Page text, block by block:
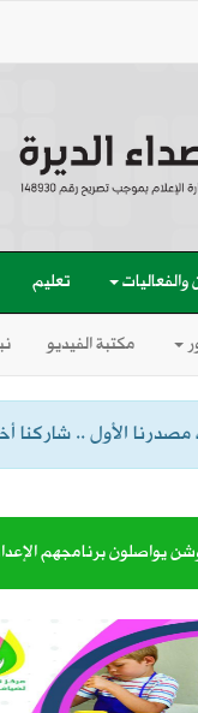
والفعاليات تعليم
مكتبة الفيديو
الأول .. شاركنا
يواصلون برنامجهم
من لحظة الافتتاح..
تطوير الطريق الرابط